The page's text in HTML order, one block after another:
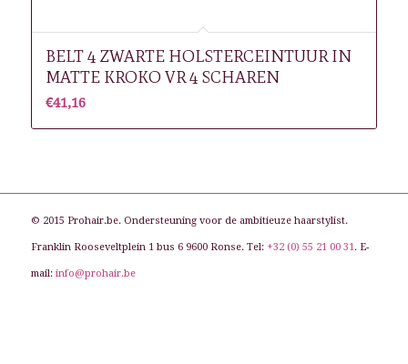
BELT 4 ZWARTE HOLSTERCEINTUUR IN
MATTE KROKO VR 4 SCHAREN
€41,16
© 2015 Prohair.be. Ondersteuning voor de ambitieuze haarstylist.
Franklin Rooseveltplein 1 bus 6 9600 Ronse. Tel: +32 (0) 55 21 00 31. E-
mail: info@prohair.be